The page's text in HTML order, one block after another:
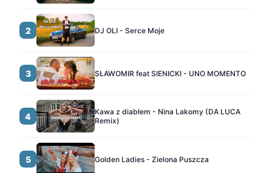
2 DJ OLI - Serce Moje
3 SŁAWOMIR feat SIENICKI - UNO MOMENTO
4
Kawa z diabłem - Nina Lakomy (DA LUCA
Remix)
5 Golden Ladies - Zielona Puszcza